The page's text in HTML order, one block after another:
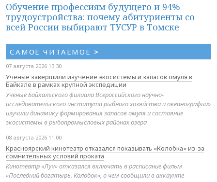
Обучение профессиям будущего и 94%
трудоустройства: почему абитуриенты со
всей России выбирают ТУСУР в Томске
САМОЕ ЧИТАЕМОЕ >
07 августа 2026 13:30
Учёные завершили изучение экосистемы и запасов омуля в
Байкале в рамках крупной экспедиции
Учёные Байкальского филиала Всероссийского научно-
исследовательского института рыбного хозяйства и океанографии»
изучили динамику формирования запасов омуля и состояние
экосистемы в рыбопромысловых районах озера
08 августа 2026 11:00
Красноярский кинотеатр отказался показывать «Колобка» из-за
сомнительных условий проката
Кинотеатр «Луч» отказался включать в расписание фильм
«Последний богатырь. Колобок», о чем сообщили в аккаунте